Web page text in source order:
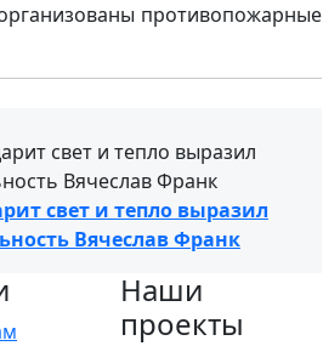
противопожарные
свет и тепло выразил
Вячеслав Франк
Наши
проекты